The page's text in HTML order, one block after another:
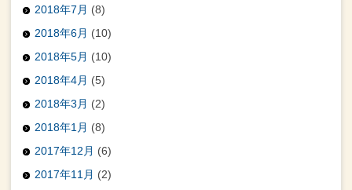
2018年7月 (8)
2018年6月 (10)
2018年5月 (10)
2018年4月 (5)
2018年3月 (2)
2018年1月 (8)
2017年12月 (6)
2017年11月 (2)